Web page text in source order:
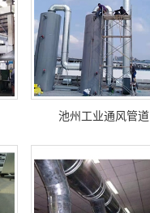
池州工业通风管道